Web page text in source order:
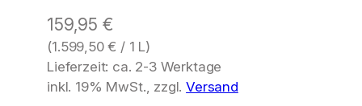
159,95 €
(1.599,50€ / 1 L)
Lieferzeit: ca. 2-3 Werktage
inkl. 19% MwSt., zzgl.Versand